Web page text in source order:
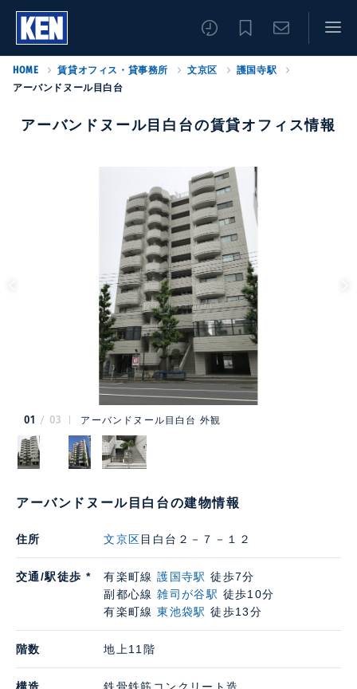
HOME 賃貸オフィス・貸事務所 文京区
護国寺駅
アーバンドヌール目白台
アーバンドヌール目白台の賃貸オフィス情報
01 03 アーバンドヌール目白台 外観
アーバンドヌール目白台の建物情報
住所 文京区目白台２－７－１２
交通/駅徒歩 * 有楽町線護国寺駅 徒歩7分
副都心線雑司が谷駅 徒歩10分
有楽町線東池袋駅 徒歩13分
階数 地上11階